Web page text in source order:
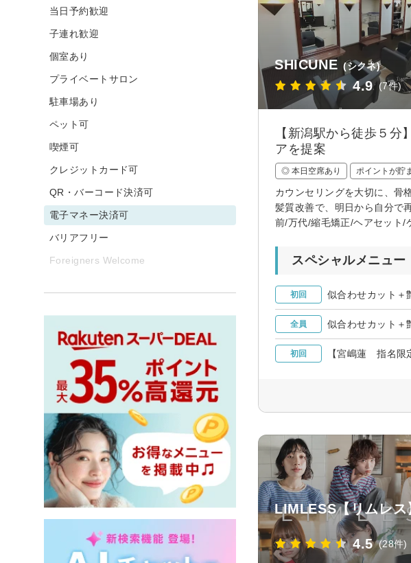
SHICUNE (シクネ)
4.9 (7件)
【新潟駅から徒歩５
アを提案
◎ 本日空席あり ポイントが貯
カウンセリングを大切に、骨
髪質改善で、明日から自分で
前/万代/縮毛矯正/ヘアセット/
スペシャルメニュー
初回 似合わせカット＋
全員 似合わせカット＋
初回 【宮嶋蓮 指名限
LIMLESS【リムレス
4.5 (28件)
当日予約歓迎
子連れ歓迎
個室あり
プライベートサロン
駐車場あり
ペット可
喫煙可
クレジットカード可
QR・バーコード決済可
電子マネー決済可
バリアフリー
Foreigners Welcome